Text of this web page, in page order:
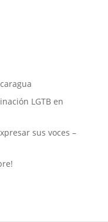
LGTB en
sus voces –